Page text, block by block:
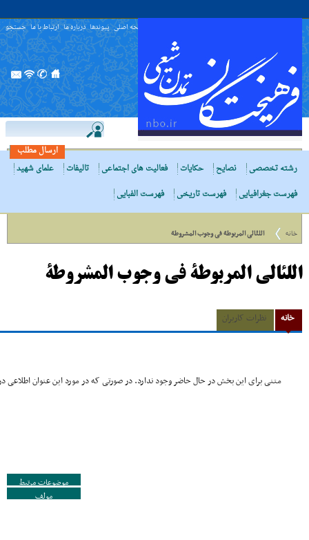
صفحه اصلی پیوندها درباره ما ارتباط با ما جستجو
ارسال مطلب
رشته تخصصی
نصایح حکایات فعالیت های اجتماعی تالیفات
علمای شهید
فهرست جغرافیایی
فهرست تاریخی فهرست الفبایی
خانه اللئالی المربوطة فی وجوب المشروطة
اللئالی المربوطة فی وجوب المشروطة
خانه نظرات کاربران
متنی برای این بخش در حال حاضر وجود ندارد. در صورتی که در مورد این عنوان اطلاعی
موضوعات مرتبط
مولف